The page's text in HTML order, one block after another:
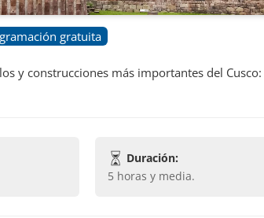
gratuita
y construcciones más importantes del
Duración:
5 horas y media.